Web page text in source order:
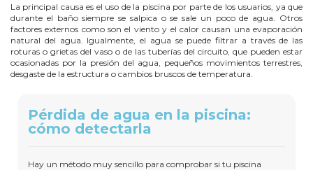
La principal causa es el uso de la piscina por parte de los usuarios, ya que
durante el baño siempre se salpica o se sale un poco de agua. Otros
factores externos como son el viento y el calor causan una evaporación
natural del agua. Igualmente, el agua se puede filtrar a través de las
roturas o grietas del vaso o de las tuberías del circuito, que pueden estar
ocasionadas por la presión del agua, pequeños movimientos terrestres,
desgaste de la estructura o cambios bruscos de temperatura.
Pérdida de agua en la piscina:
cómo detectarla
Hay un método muy sencillo para comprobar si tu piscina